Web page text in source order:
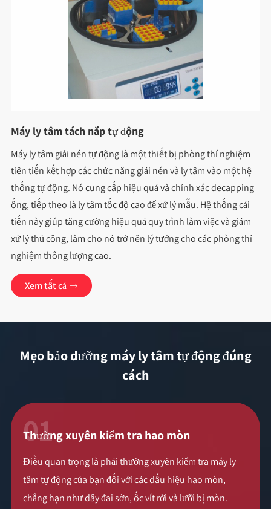
Máy ly tâm tách nắp tự động
Máy ly tâm giải nén tự động là một thiết bị phòng thí nghiệm
tiên tiến kết hợp các chức năng giải nén và ly tâm vào một hệ
thống tự động. Nó cung cấp hiệu quả và chính xác decapping
ống, tiếp theo là ly tâm tốc độ cao để xử lý mẫu. Hệ thống cải
tiến này giúp tăng cường hiệu quả quy trình làm việc và giảm
xử lý thủ công, làm cho nó trở nên lý tưởng cho các phòng thí
nghiệm thông lượng cao.
Xem tất cả 
Mẹo bảo dưỡng máy ly tâm tự động đúng
cách
01
Thường xuyên kiểm tra hao mòn
Điều quan trọng là phải thường xuyên kiểm tra máy ly
tâm tự động của bạn đối với các dấu hiệu hao mòn,
chẳng hạn như dây đai sờn, ốc vít rời và lưỡi bị mòn.